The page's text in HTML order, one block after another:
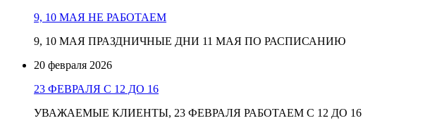
9, 10 МАЯ НЕ РАБОТАЕМ
9, 10 МАЯ ПРАЗДНИЧНЫЕ ДНИ 11 МАЯ ПО РАСПИСАНИЮ
20 февраля 2026
23 ФЕВРАЛЯ С 12 ДО 16
УВАЖАЕМЫЕ КЛИЕНТЫ, 23 ФЕВРАЛЯ РАБОТАЕМ С 12 ДО 16